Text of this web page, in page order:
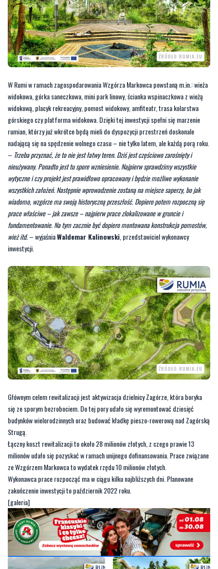
ŹRÓDŁO:RUMIA.EU
W Rumi w ramach zagospodarowania Wzgórza Markowca powstaną m.in.: wieża
widokowa, górka saneczkowa, mini park linowy, ścianka wspinaczkowa z wieżą
górskiego czy platforma widokowa. Dzięki tej inwestycji spełni się marzenie
rumian, którzy już wkrótce będą mieli do dyspozycji przestrzeń doskonale
nadającą się na spędzenie wolnego czasu – nie tylko latem, ale każdą porą roku.
–Trzeba przyznać, że to nie jest łatwy teren. Dziś jest częściowo zarośnięty i
nieużywany. Ponadto jest tu spore wzniesienie. Najpierw sprawdzimy wszystkie
wytyczne i czy projekt jest prawidłowo opracowany i będzie możliwe wykonanie
wszystkich założeń. Następnie wprowadzenie zostaną na miejsce saperzy, bo jak
wiadomo, wzgórze ma swoją historyczną przeszłość. Dopiero potem rozpoczną się
prace właściwe – jak zawsze – najpierw prace zlokalizowane w gruncie i
fundamentowanie. Na tym zacznie być dopiero montowana konstrukcja pomostów,
wież itd.– wyjaśniaWaldemar Kalinowski, przedstawiciel wykonawcy
inwestycji.
ŹRÓDŁO:RUMIA.EU
Głównym celem rewitalizacji jest aktywizacja dzielnicy Zagórze, która boryka
się ze sporym bezrobociem. Do tej pory udało się wyremontować dziesięć
Strugą.
Łączny koszt rewitalizacji to około 28 milionów złotych, z czego prawie 13
milionów udało się pozyskać w ramach unijnego dofinansowania. Prace związane
ze Wzgórzem Markowca to wydatek rzędu 10 milionów złotych.
Wykonawca prace rozpocząć ma w ciągu kilku najbliższych dni. Planowane
zakończenie inwestycji to październik 2022 roku.
[galeria]